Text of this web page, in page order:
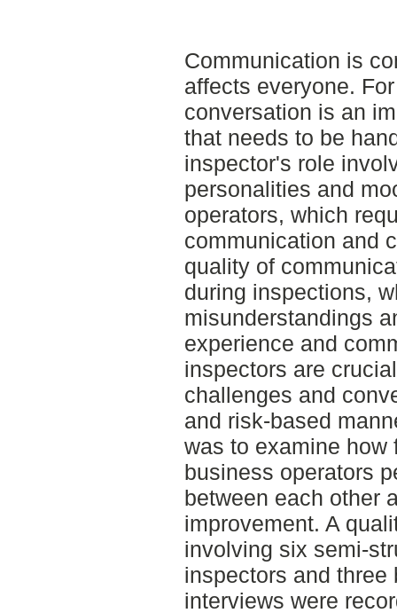
Communication is
affects everyone.
conversation is an
that needs to be
inspector's role
personalities and
operators, which
communication and
quality of
during inspections,
misunderstandings
experience and
inspectors are
challenges and
and risk-based
was to examine how
business operators
between each other
improvement. A
involving six semi-
inspectors and three
interviews were